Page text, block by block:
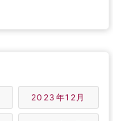
2023年12月